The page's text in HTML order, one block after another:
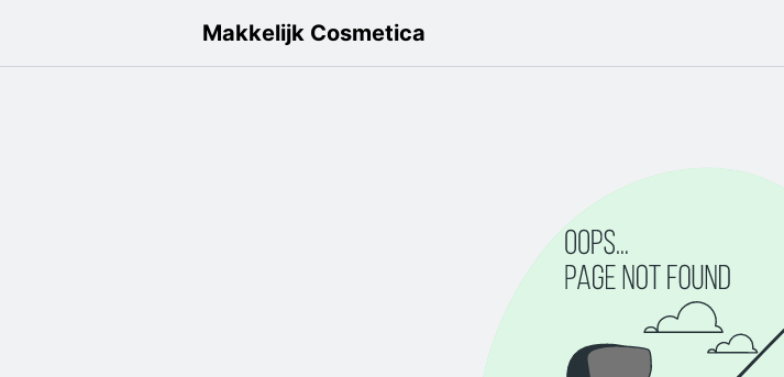
Makkelijk Cosmetica